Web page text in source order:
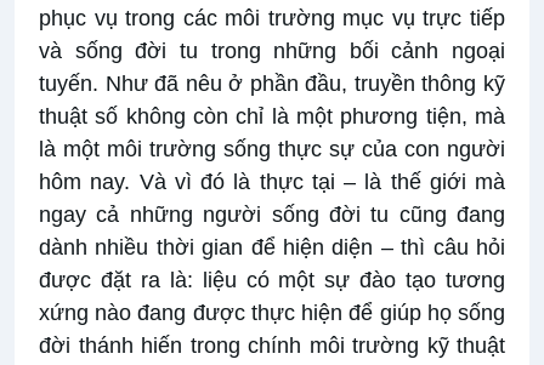
phục vụ trong các môi trường mục vụ trực tiếp
và sống đời tu trong những bối cảnh ngoại
tuyến. Như đã nêu ở phần đầu, truyền thông kỹ
thuật số không còn chỉ là một phương tiện, mà
là một môi trường sống thực sự của con người
hôm nay. Và vì đó là thực tại – là thế giới mà
ngay cả những người sống đời tu cũng đang
dành nhiều thời gian để hiện diện – thì câu hỏi
được đặt ra là: liệu có một sự đào tạo tương
xứng nào đang được thực hiện để giúp họ sống
đời thánh hiến trong chính môi trường kỹ thuật